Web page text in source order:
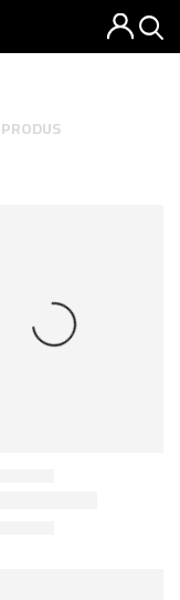
PRODUS